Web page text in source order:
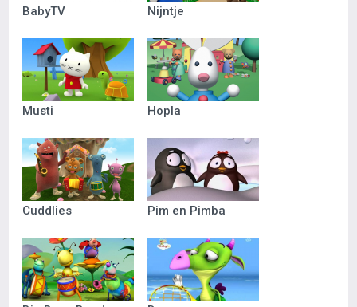
BabyTV Nijntje
Musti Hopla
Cuddlies Pim en Pimba